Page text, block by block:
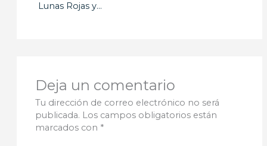
Lunas Rojas y…
Deja un comentario
Tu dirección de correo electrónico no será
publicada. Los campos obligatorios están
marcados con *